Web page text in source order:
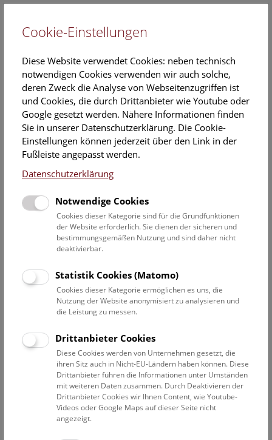
EN
NHM Narrenturm: Führung
durch die Studiensammlung
Samstag, 22. November 2025, 14:00 Uhr – 15:00 Uhr |
Keine Buchung mehr möglich.
Die Überblicksführung durch die Studiensammlung zeigt
ausgewählte Präparate zu verschiedenen Erkrankungen wie
Tuberkulose, Syphilis oder Ichthyose.
Manche heute noch präsente Krankheiten wie Brustkrebs
und Pilzerkrankungen wirken durch die historischen
Moulagen lebensecht. Auch auf die Entwicklung der
Interesse der Gäste kann bei dieser Führung eingegangen
werden. Dauer ca. 45 Minuten.
NHM Narrenturm
Weitere Informationen zu Führungen finden Siehier.
Kontakt und Anmeldung:
+43 1 52177-625;pas@nhm.at
Cookie-Einstellungen
Diese Website verwendet Cookies: neben technisch
notwendigen Cookies verwenden wir auch solche,
deren Zweck die Analyse von Webseitenzugriffen ist
und Cookies, die durch Drittanbieter wie Youtube oder
Google gesetzt werden. Nähere Informationen finden
Sie in unserer Datenschutzerklärung. Die Cookie-
Einstellungen können jederzeit über den Link in der
Fußleiste angepasst werden.
Datenschutzerklärung
Notwendige Cookies
Cookies dieser Kategorie sind für die Grundfunktionen
der Website erforderlich. Sie dienen der sicheren und
bestimmungsgemäßen Nutzung und sind daher nicht
deaktivierbar.
Statistik Cookies (Matomo)
Cookies dieser Kategorie ermöglichen es uns, die
Nutzung der Website anonymisiert zu analysieren und
die Leistung zu messen.
Drittanbieter Cookies
Diese Cookies werden von Unternehmen gesetzt, die
ihren Sitz auch in Nicht-EU-Ländern haben können. Diese
Drittanbieter führen die Informationen unter Umständen
mit weiteren Daten zusammen. Durch Deaktivieren der
Drittanbieter Cookies wir Ihnen Content, wie Youtube-
Videos oder Google Maps auf dieser Seite nicht
angezeigt.